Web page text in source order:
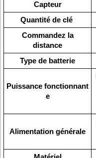
Capteur
Quantité de clé
Commandez la
distance
Type de batterie
Puissance fonctionnant
e
Alimentation générale